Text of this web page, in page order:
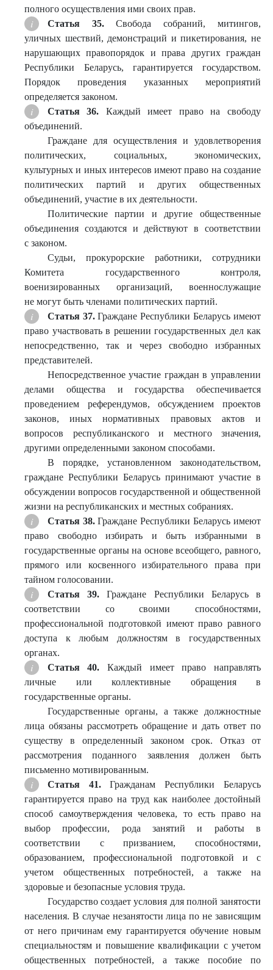
полного осуществления ими своих прав.
Статья 35.Свобода собраний, митингов,
уличных шествий, демонстраций и пикетирования, не
нарушающих правопорядок и права других граждан
Республики Беларусь, гарантируется государством.
Порядок проведения указанных мероприятий
определяется законом.
Статья 36. Каждый имеет право на свободу
объединений.
Граждане для осуществления и удовлетворения
политических, социальных, экономических,
культурных и иных интересов имеют право на создание
политических партий и других общественных
объединений, участие в их деятельности.
Политические партии и другие общественные
объединения создаются и действуют в соответствии
с законом.
Судьи, прокурорские работники, сотрудники
Комитета государственного контроля,
военизированных организаций, военнослужащие
не могут быть членами политических партий.
Статья 37.Граждане Республики Беларусь имеют
право участвовать в решении государственных дел как
непосредственно, так и через свободно избранных
представителей.
Непосредственное участие граждан в управлении
делами общества и государства обеспечивается
проведением референдумов, обсуждением проектов
законов, иных нормативных правовых актов и
вопросов республиканского и местного значения,
другими определенными законом способами.
В порядке, установленном законодательством,
граждане Республики Беларусь принимают участие в
обсуждении вопросов государственной и общественной
жизни на республиканских и местных собраниях.
Статья 38.Граждане Республики Беларусь имеют
право свободно избирать и быть избранными в
государственные органы на основе всеобщего, равного,
прямого или косвенного избирательного права при
тайном голосовании.
Статья 39.Граждане Республики Беларусь в
соответствии со своими способностями,
профессиональной подготовкой имеют право равного
доступа к любым должностям в государственных
органах.
Статья 40.Каждый имеет право направлять
личные или коллективные обращения в
государственные органы.
Государственные органы, а также должностные
лица обязаны рассмотреть обращение и дать ответ по
существу в определенный законом срок. Отказ от
рассмотрения поданного заявления должен быть
письменно мотивированным.
Статья 41.Гражданам Республики Беларусь
гарантируется право на труд как наиболее достойный
способ самоутверждения человека, то есть право на
выбор профессии, рода занятий и работы в
соответствии с призванием, способностями,
образованием, профессиональной подготовкой и с
учетом общественных потребностей, а также на
здоровые и безопасные условия труда.
Государство создает условия для полной занятости
населения. В случае незанятости лица по не зависящим
от него причинам ему гарантируется обучение новым
специальностям и повышение квалификации с учетом
общественных потребностей, а также пособие по